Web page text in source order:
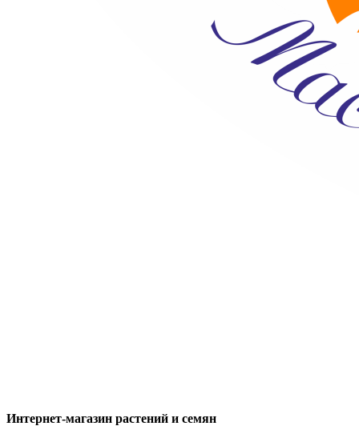
Интернет-магазин растений и семян